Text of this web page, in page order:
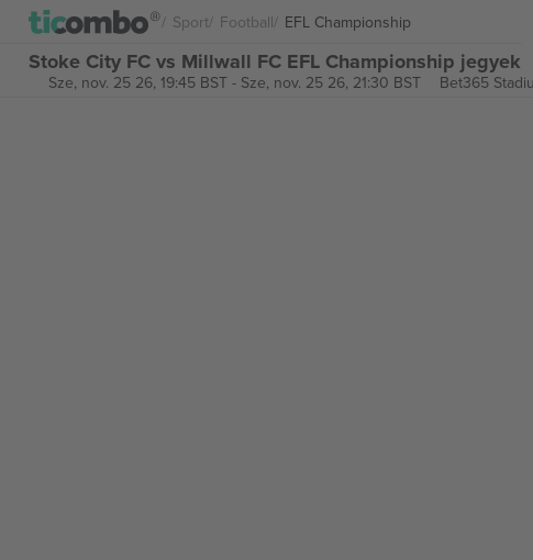
Sport Football EFL Championship
Stoke City FC vs Millwall FC EFL Championship jegyek
Sze, nov. 25 26, 19:45 BST- Sze, nov. 25 26, 21:30 BST Bet365